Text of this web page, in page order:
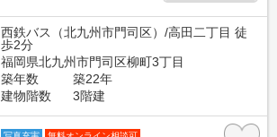
西鉄バス（北九州市門司区）/高田二丁目 徒
歩2分
福岡県北九州市門司区柳町3丁目
築年数
築22年
建物階数
3階建